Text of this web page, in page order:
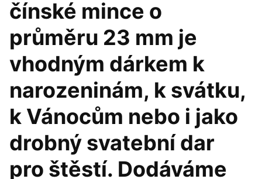
čínské mince o
průměru 23 mm je
vhodným dárkem k
narozeninám, k svátku,
k Vánocům nebo i jako
drobný svatební dar
pro štěstí. Dodáváme